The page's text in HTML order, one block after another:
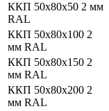
ККП 50х80х50 2 мм
RAL
ККП 50х80х100 2
мм RAL
ККП 50х80х150 2
мм RAL
ККП 50х80х200 2
мм RAL